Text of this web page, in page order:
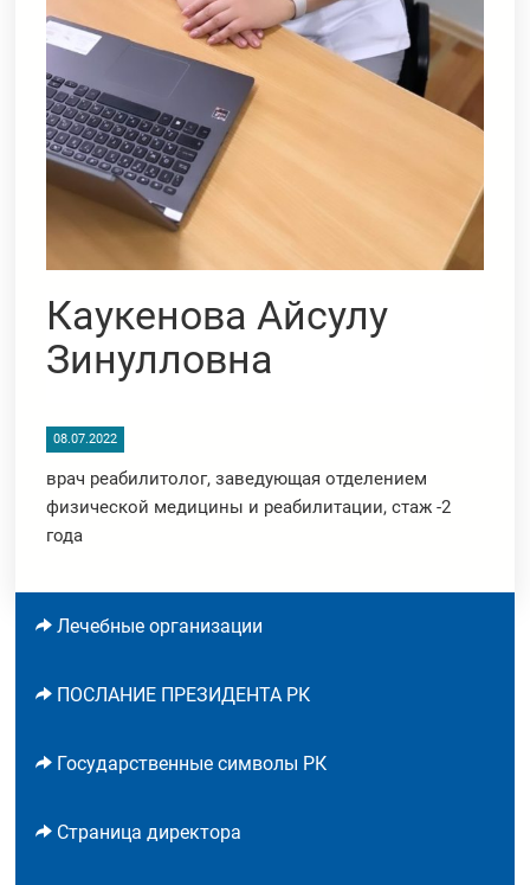
Каукенова Айсулу
Зинулловна
08.07.2022
врач реабилитолог, заведующая отделением
физической медицины и реабилитации, стаж -2
года
Лечебные организации
ПОСЛАНИЕ ПРЕЗИДЕНТА РК
Государственные символы РК
Страница директора